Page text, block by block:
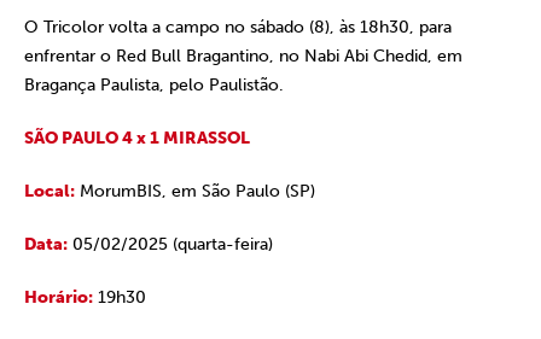
O Tricolor volta a campo no sábado (8), às 18h30, para
enfrentar o Red Bull Bragantino, no Nabi Abi Chedid, em
Bragança Paulista, pelo Paulistão.
SÃO PAULO 4 x 1 MIRASSOL
Local: MorumBIS, em São Paulo (SP)
Data: 05/02/2025 (quarta-feira)
Horário: 19h30